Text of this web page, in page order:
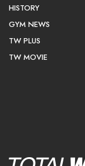
HISTORY
GYM NEWS
TW PLUS
TW MOVIE